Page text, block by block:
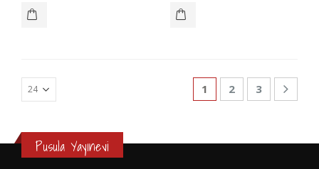
1 2 3
Pusula Yayınevi